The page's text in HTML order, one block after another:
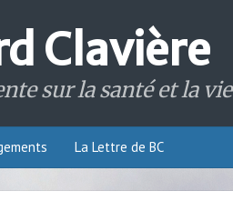
Clavière
sur la santé et la vie
La Lettre de BC